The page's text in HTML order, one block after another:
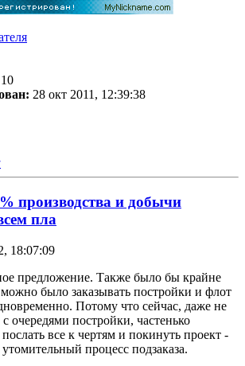
10
28 окт 2011, 12:39:38
производства и добычи
пла
18:07:09
предложение. Также было бы крайне
было заказывать постройки и флот
Потому что сейчас, даже не
очередями постройки, частенько
все к чертям и покинуть проект -
процесс подзаказа.